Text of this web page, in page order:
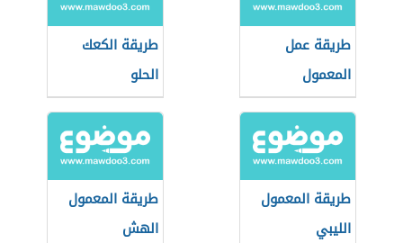
طريقة عمل
المعمول
السعودي
طريقة الكعك
الحلو
طريقة المعمول
الليبي
طريقة المعمول
الهش